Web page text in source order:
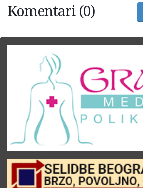
Komentari (0)